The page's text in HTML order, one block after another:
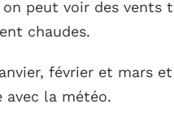
peut voir des vents
chaudes.
février et mars
avec la météo.